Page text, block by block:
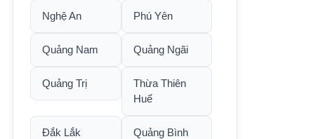
Nghệ An Phú Yên
Quảng Nam Quảng Ngãi
Quảng Trị
Thừa Thiên
Huế
Đắk Lắk Quảng Bình